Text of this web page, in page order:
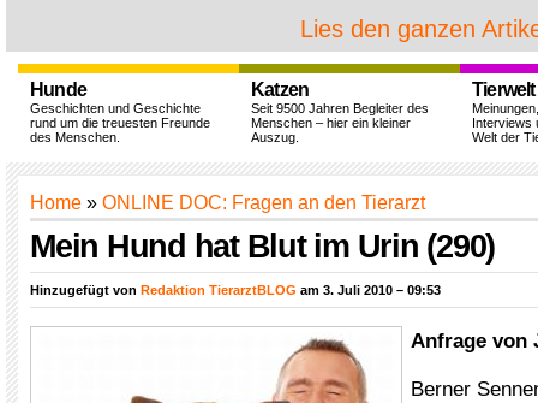
Lies den ganzen
Hunde
Geschichten und Geschichte
rund um die treuesten Freunde
des Menschen.
Katzen
Seit 9500 Jahren Begleiter des
Menschen – hier ein kleiner
Auszug.
Tierwelt
Interviews
Welt der
Home » ONLINE DOC: Fragen an den Tierarzt
Mein Hund hat Blut im Urin (290)
Hinzugefügt von Redaktion TierarztBLOG am 3. Juli 2010 – 09:53
Anfrage von
Berner